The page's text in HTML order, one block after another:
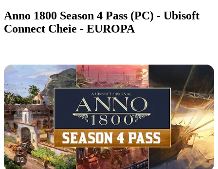
Anno 1800 Season 4 Pass (PC) - Ubisoft
Connect Cheie - EUROPA
1/2